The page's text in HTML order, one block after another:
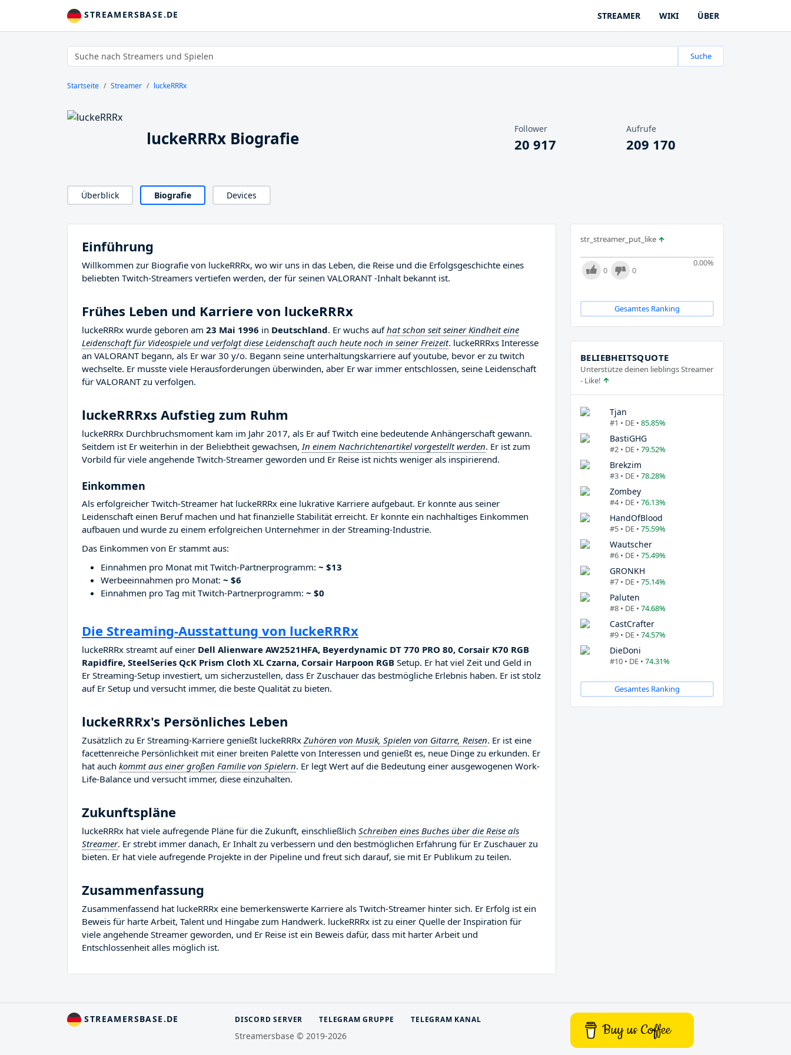
STREAMERSBASE.DE STREAMER WIKI ÜBER
Suche
Startseite Streamer luckeRRRx
luckeRRRx Biografie Follower
20 917
Aufrufe
209 170
Überblick Biografie Devices
Einführung
Willkommen zur Biografie von luckeRRRx, wo wir uns in das Leben, die Reise und die Erfolgsgeschichte eines
beliebten Twitch-Streamers vertiefen werden, der für seinen VALORANT -Inhalt bekannt ist.
Frühes Leben und Karriere von luckeRRRx
luckeRRRx wurde geboren am 23 Mai 1996 in Deutschland. Er wuchs aufhat schon seit seiner Kindheit eine
Leidenschaft für Videospiele und verfolgt diese Leidenschaft auch heute noch in seiner Freizeit. luckeRRRxs Interesse
an VALORANT begann, als Er war 30 y/o. Begann seine unterhaltungskarriere auf youtube, bevor er zu twitch
wechselte. Er musste viele Herausforderungen überwinden, aber Er war immer entschlossen, seine Leidenschaft
für VALORANT zu verfolgen.
luckeRRRxs Aufstieg zum Ruhm
luckeRRRx Durchbruchsmoment kam im Jahr 2017, als Er auf Twitch eine bedeutende Anhängerschaft gewann.
Seitdem ist Er weiterhin in der Beliebtheit gewachsen,In einem Nachrichtenartikel vorgestellt werden. Er ist zum
Vorbild für viele angehende Twitch-Streamer geworden und Er Reise ist nichts weniger als inspirierend.
Einkommen
Als erfolgreicher Twitch-Streamer hat luckeRRRx eine lukrative Karriere aufgebaut. Er konnte aus seiner
Leidenschaft einen Beruf machen und hat finanzielle Stabilität erreicht. Er konnte ein nachhaltiges Einkommen
aufbauen und wurde zu einem erfolgreichen Unternehmer in der Streaming-Industrie.
Das Einkommen von Er stammt aus:
Einnahmen pro Monat mit Twitch-Partnerprogramm: ~ $13
Werbeeinnahmen pro Monat: ~ $6
Einnahmen pro Tag mit Twitch-Partnerprogramm: ~ $0
Die Streaming-Ausstattung von luckeRRRx
luckeRRRx streamt auf einer Dell Alienware AW2521HFA, Beyerdynamic DT 770 PRO 80, Corsair K70 RGB
Rapidfire, SteelSeries QcK Prism Cloth XL Czarna, Corsair Harpoon RGB Setup. Er hat viel Zeit und Geld in
Er Streaming-Setup investiert, um sicherzustellen, dass Er Zuschauer das bestmögliche Erlebnis haben. Er ist stolz
auf Er Setup und versucht immer, die beste Qualität zu bieten.
luckeRRRx's Persönliches Leben
Zusätzlich zu Er Streaming-Karriere genießt luckeRRRx Zuhören von Musik, Spielen von Gitarre, Reisen. Er ist eine
facettenreiche Persönlichkeit mit einer breiten Palette von Interessen und genießt es, neue Dinge zu erkunden. Er
hat auch kommt aus einer großen Familie von Spielern. Er legt Wert auf die Bedeutung einer ausgewogenen Work-
Life-Balance und versucht immer, diese einzuhalten.
Zukunftspläne
luckeRRRx hat viele aufregende Pläne für die Zukunft, einschließlich Schreiben eines Buches über die Reise als
Streamer. Er strebt immer danach, Er Inhalt zu verbessern und den bestmöglichen Erfahrung für Er Zuschauer zu
bieten. Er hat viele aufregende Projekte in der Pipeline und freut sich darauf, sie mit Er Publikum zu teilen.
Zusammenfassung
Zusammenfassend hat luckeRRRx eine bemerkenswerte Karriere als Twitch-Streamer hinter sich. Er Erfolg ist ein
Beweis für harte Arbeit, Talent und Hingabe zum Handwerk. luckeRRRx ist zu einer Quelle der Inspiration für
viele angehende Streamer geworden, und Er Reise ist ein Beweis dafür, dass mit harter Arbeit und
Entschlossenheit alles möglich ist.
str_streamer_put_like
0.00%
0 0
Gesamtes Ranking
BELIEBHEITSQUOTE
Unterstütze deinen lieblings Streamer
- Like!
Tjan
#1 • DE • 85.85%
BastiGHG
#2 • DE • 79.52%
Brekzim
#3 • DE • 78.28%
Zombey
#4 • DE • 76.13%
HandOfBlood
#5 • DE • 75.59%
Wautscher
#6 • DE • 75.49%
GRONKH
#7 • DE • 75.14%
Paluten
#8 • DE • 74.68%
CastCrafter
#9 • DE • 74.57%
DieDoni
#10 • DE • 74.31%
Gesamtes Ranking
STREAMERSBASE.DE DISCORD SERVER TELEGRAM GRUPPE TELEGRAM KANAL
Streamersbase © 2019-2026 Buy us Coffee